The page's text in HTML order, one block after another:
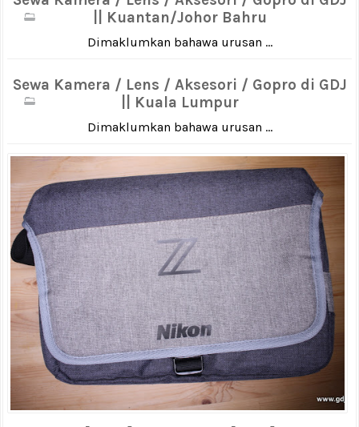
|| Kuantan/Johor Bahru
Dimaklumkan bahawa urusan ...
Sewa Kamera / Lens / Aksesori / Gopro di GDJ
|| Kuala Lumpur
Dimaklumkan bahawa urusan ...